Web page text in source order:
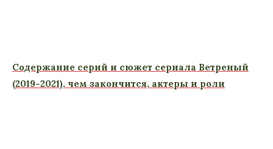
Содержание серий и сюжет сериала Ветреный
(2019-2021), чем закончится, актеры и роли